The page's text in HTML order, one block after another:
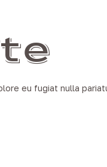
eu fugiat nulla